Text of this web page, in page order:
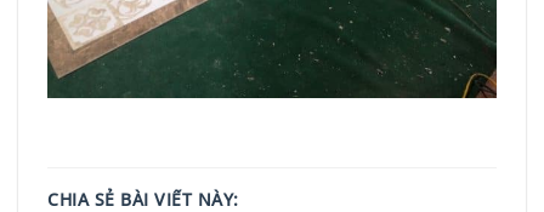
CHIA SẺ BÀI VIẾT NÀY: